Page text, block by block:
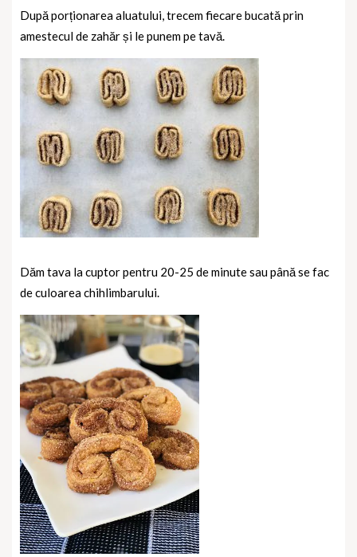
După porționarea aluatului, trecem fiecare bucată prin
amestecul de zahăr și le punem pe tavă.
Dăm tava la cuptor pentru 20-25 de minute sau până se fac
de culoarea chihlimbarului.